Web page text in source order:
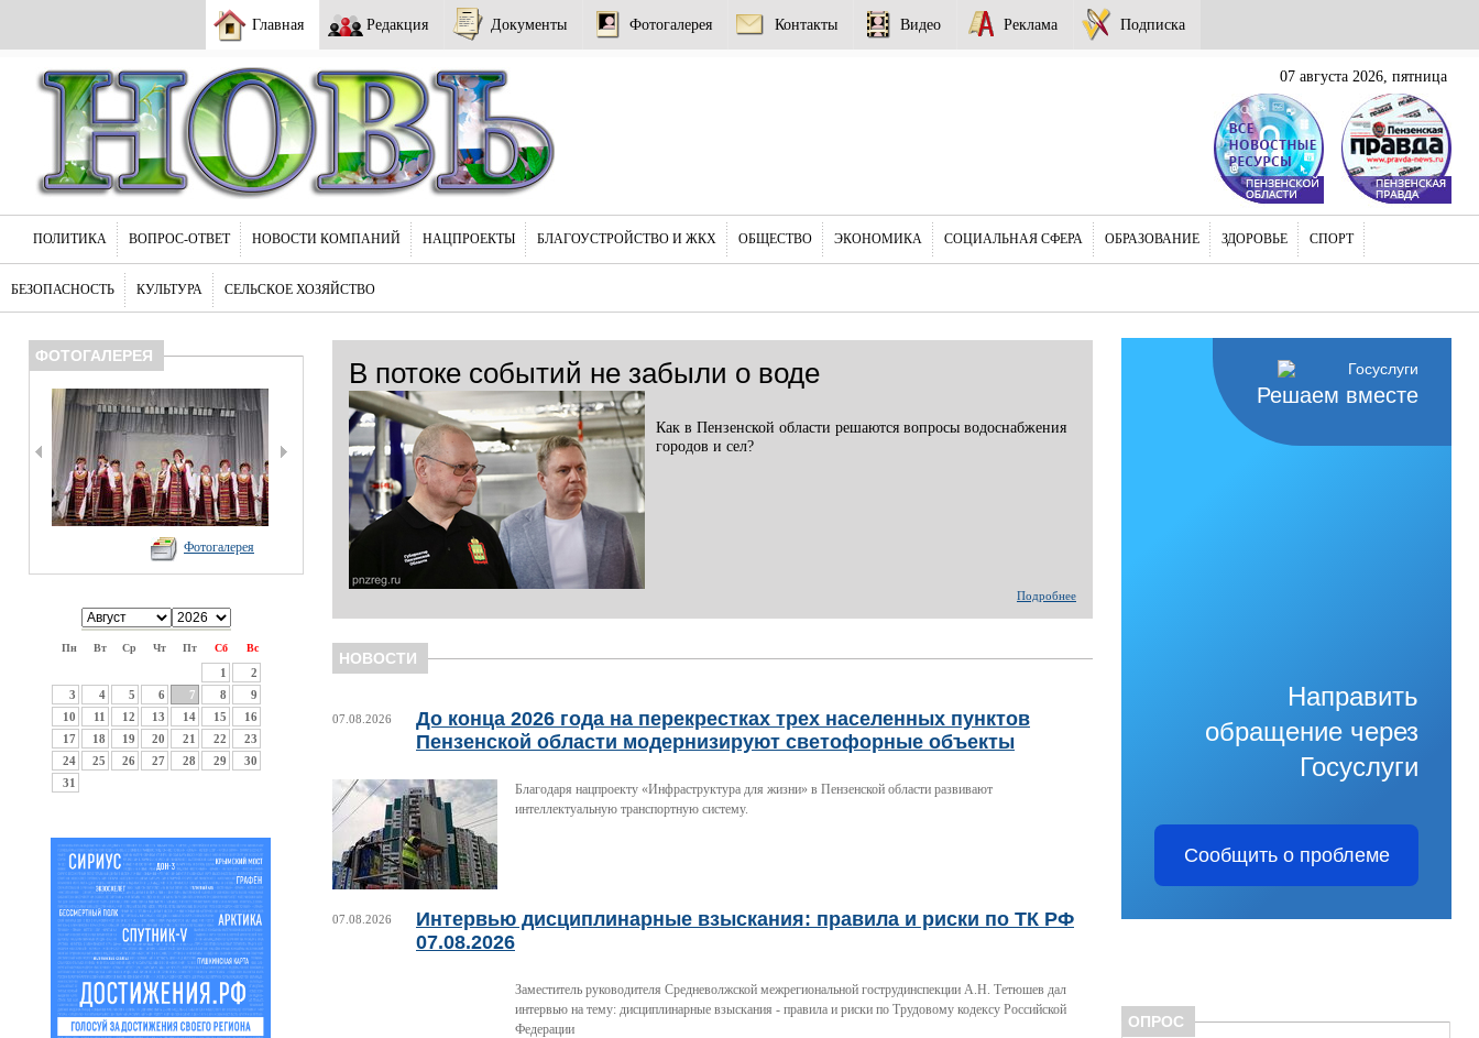
Главная Редакция Документы Фотогалерея Контакты Видео Реклама Подписка
07 августа 2026, пятница
ПОЛИТИКА ВОПРОС-ОТВЕТ НОВОСТИ КОМПАНИЙ НАЦПРОЕКТЫ БЛАГОУСТРОЙСТВО И ЖКХ ОБЩЕСТВО ЭКОНОМИКА СОЦИАЛЬНАЯ СФЕРА ОБРАЗОВАНИЕ ЗДОРОВЬЕ СПОРТ
БЕЗОПАСНОСТЬ КУЛЬТУРА СЕЛЬСКОЕ ХОЗЯЙСТВО
ФОТОГАЛЕРЕЯ
Фотогалерея
Пн Вт Ср Чт Пт Сб Вс
1
2
3
4 5 6 7 8
9
10
11 12 13 14 15
16
17
18 19 20 21 22
23
24
25 26 27 28 29
30
31
В потоке событий не забыли о воде
Как в Пензенской области решаются вопросы водоснабжения
городов и сел?
Подробнее
НОВОСТИ
07.08.2026
До конца 2026 года на перекрестках трех населенных пунктов
Пензенской области модернизируют светофорные объекты
Благодаря нацпроекту «Инфраструктура для жизни» в Пензенской области развивают
интеллектуальную транспортную систему.
07.08.2026
Интервью дисциплинарные взыскания: правила и риски по ТК РФ
07.08.2026
Заместитель руководителя Средневолжской межрегиональной гострудинспекции А.Н. Тетюшев дал
интервью на тему: дисциплинарные взыскания - правила и риски по Трудовому кодексу Российской
Федерации
Решаем вместе
Направить
обращение через
Госуслуги
Сообщить о проблеме
ОПРОС